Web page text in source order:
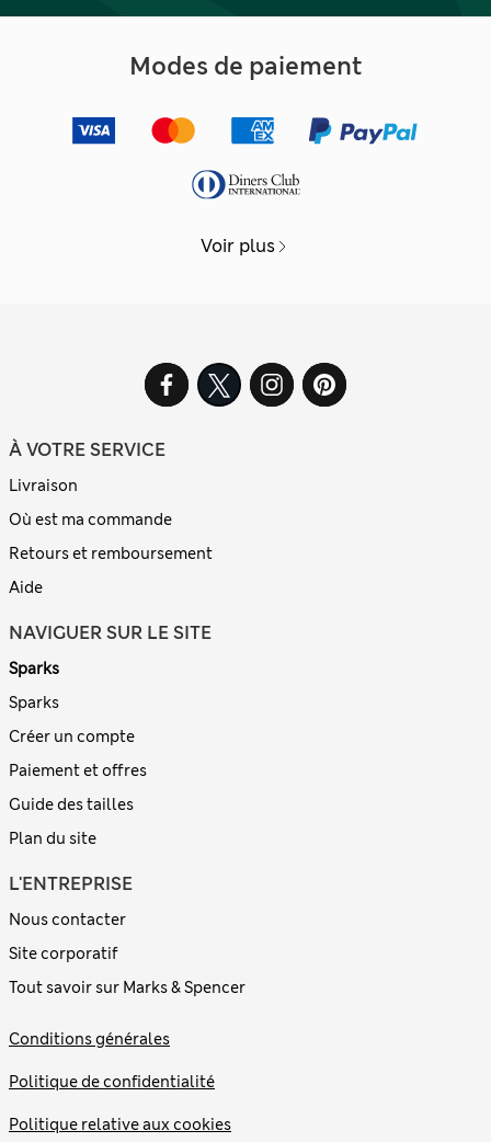
Modes de paiement
Voir plus
À VOTRE SERVICE
Livraison
Où est ma commande
Retours et remboursement
Aide
NAVIGUER SUR LE SITE
Sparks
Sparks
Créer un compte
Paiement et offres
Guide des tailles
Plan du site
L'ENTREPRISE
Nous contacter
Site corporatif
Tout savoir sur Marks & Spencer
Conditions générales
Politique de confidentialité
Politique relative aux cookies